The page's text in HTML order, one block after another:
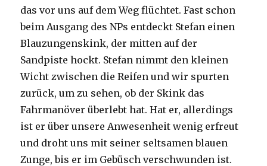
das vor uns auf dem Weg flüchtet. Fast schon
beim Ausgang des NPs entdeckt Stefan einen
Blauzungenskink, der mitten auf der
Sandpiste hockt. Stefan nimmt den kleinen
Wicht zwischen die Reifen und wir spurten
zurück, um zu sehen, ob der Skink das
Fahrmanöver überlebt hat. Hat er, allerdings
ist er über unsere Anwesenheit wenig erfreut
und droht uns mit seiner seltsamen blauen
Zunge, bis er im Gebüsch verschwunden ist.